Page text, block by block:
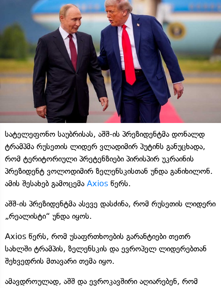
სატელეფონო საუბრისას, აშშ-ის პრეზიდენტმა დონალდ
ტრამპმა რუსეთის ლიდერ ვლადიმირ პუტინს განუცხადა,
რომ ტერიტორიული პრეტენზიები პირისპირ უკრაინის
პრეზიდენტ ვოლოდიმირ ზელენსკისთან უნდა განიხილონ.
ამის შესახებ გამოცემა Axios წერს.
აშშ-ის პრეზიდენტმა ასევე დასძინა, რომ რუსეთის ლიდერი
„რეალისტი“ უნდა იყოს.
Axios წერს, რომ უსაფრთხოების გარანტიები თეთრ
სახლში ტრამპის, ზელენსკის და ევროპელ ლიდერებთან
შეხვედრის მთავარი თემა იყო.
ამავდროულად, აშშ და ევროკავშირი აღიარებენ, რომ